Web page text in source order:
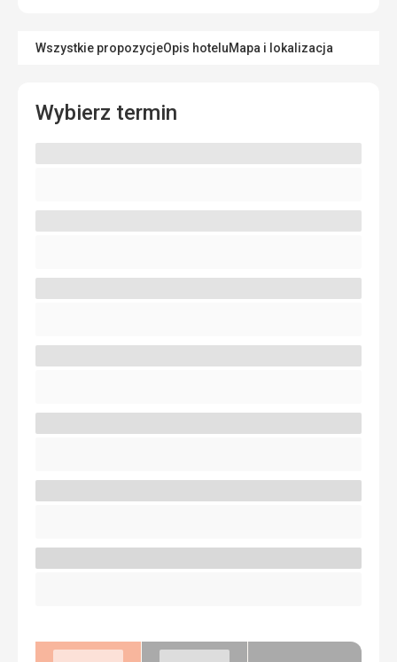
Wszystkie propozycjeOpis hoteluMapa i lokalizacja
Wybierz termin